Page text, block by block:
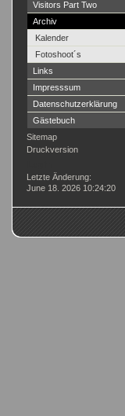
Visitors Part Two
Archiv
Kalender
Fotoshoot´s
Links
Impresssum
Datenschutzerklärung
Gästebuch
Sitemap
Druckversion
Letzte Änderung:
June 18. 2026 10:24:20